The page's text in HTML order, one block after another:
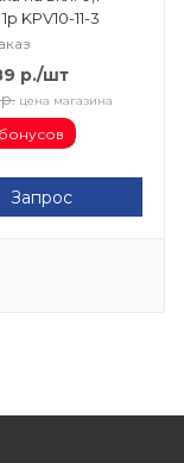
KPV10-11-3
р./шт
р. цена магазина
бонусов
Запрос